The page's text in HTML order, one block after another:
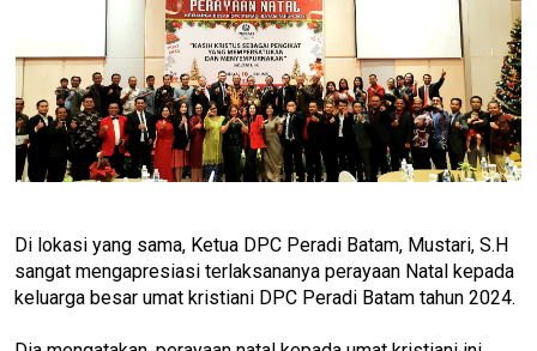
Di lokasi yang sama, Ketua DPC Peradi Batam, Mustari, S.H
sangat mengapresiasi terlaksananya perayaan Natal kepada
keluarga besar umat kristiani DPC Peradi Batam tahun 2024.